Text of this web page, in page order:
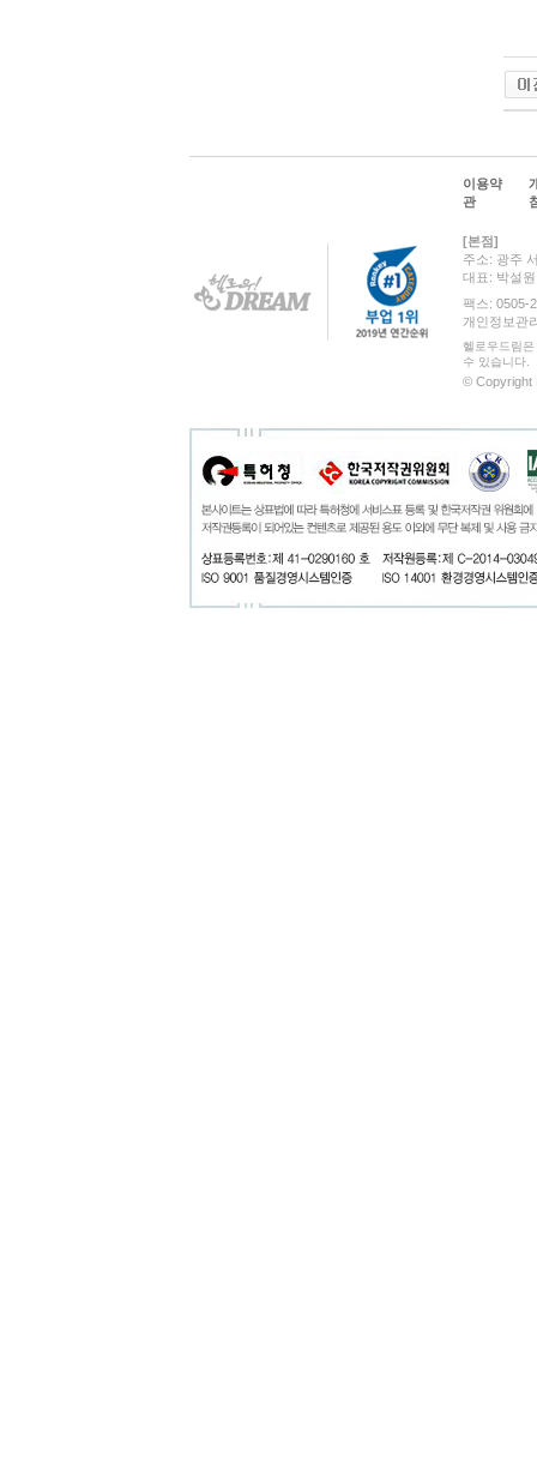
이용약
관
[본점]
주소: 광주
대표: 박설
팩스: 0505-
개인정보관
헬로우드림
수 있습니다.
© Copyright